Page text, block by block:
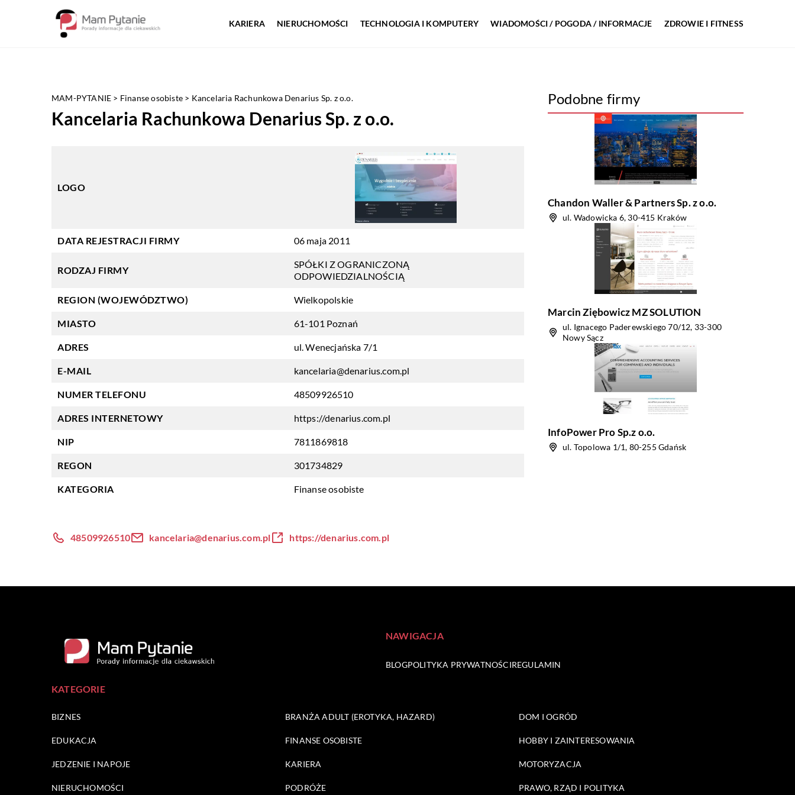
KARIERA NIERUCHOMOŚCI TECHNOLOGIA I KOMPUTERY WIADOMOŚCI / POGODA / INFORMACJE ZDROWIE I FITNESS
MAM-PYTANIE > Finanse osobiste > Kancelaria Rachunkowa Denarius Sp. z o.o.
Kancelaria Rachunkowa Denarius Sp. z o.o.
LOGO
DATA REJESTRACJI FIRMY 06 maja 2011
RODZAJ FIRMY
SPÓŁKI Z OGRANICZONĄ
ODPOWIEDZIALNOŚCIĄ
REGION (WOJEWÓDZTWO) Wielkopolskie
MIASTO 61-101 Poznań
ADRES ul. Wenecjańska 7/1
E-MAIL kancelaria@denarius.com.pl
NUMER TELEFONU 48509926510
ADRES INTERNETOWY https://denarius.com.pl
NIP 7811869818
REGON 301734829
KATEGORIA Finanse osobiste
Podobne firmy
Chandon Waller & Partners Sp. z o.o.
ul. Wadowicka 6, 30-415 Kraków
Marcin Ziębowicz MZ SOLUTION
ul. Ignacego Paderewskiego 70/12, 33-300
Nowy Sącz
InfoPower Pro Sp.z o.o.
ul. Topolowa 1/1, 80-255 Gdańsk
48509926510 kancelaria@denarius.com.pl https://denarius.com.pl
NAWIGACJA
BLOGPOLITYKA PRYWATNOŚCIREGULAMIN
KATEGORIE
BIZNES BRANŻA ADULT (EROTYKA, HAZARD) DOM I OGRÓD
EDUKACJA FINANSE OSOBISTE HOBBY I ZAINTERESOWANIA
JEDZENIE I NAPOJE KARIERA MOTORYZACJA
NIERUCHOMOŚCI PODRÓŻE PRAWO, RZĄD I POLITYKA